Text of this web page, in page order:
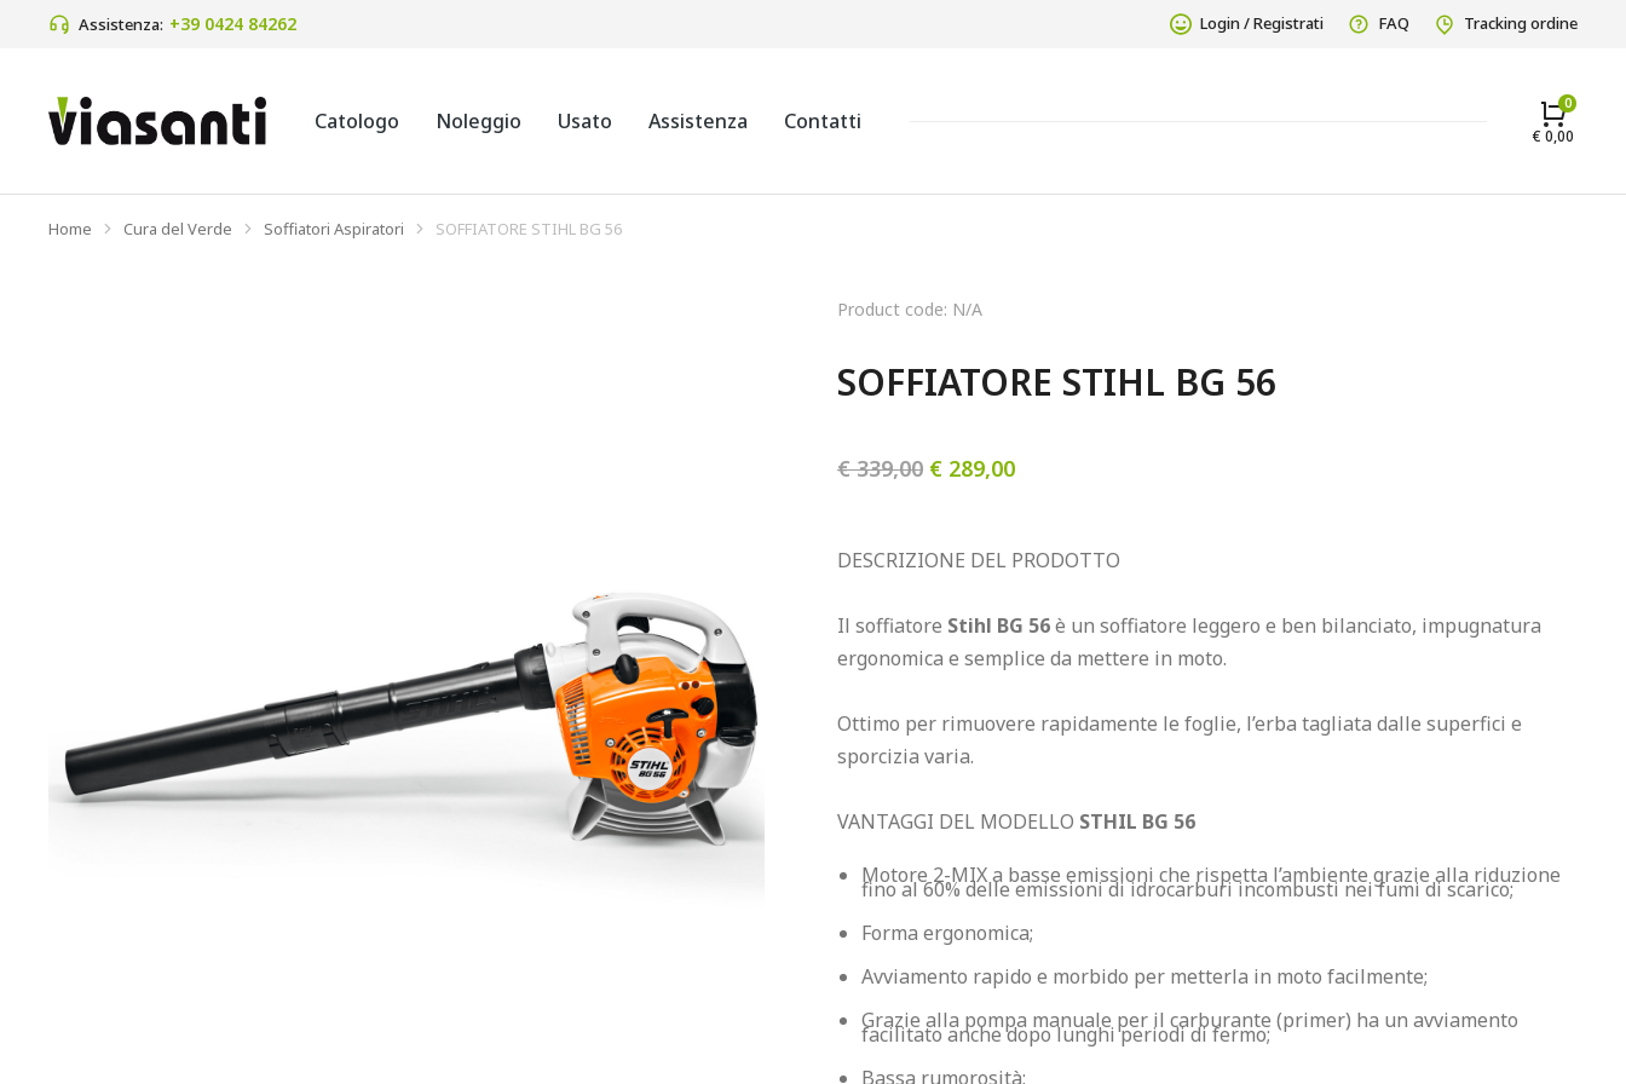
Assistenza: +39 0424 84262 Login / Registrati FAQ Tracking ordine
Catologo Noleggio Usato Assistenza Contatti
€ 0,00
Tu sei qui:
Home Cura del Verde Soffiatori Aspiratori SOFFIATORE STIHL BG 56
Product code: N/A
SOFFIATORE STIHL BG 56
€339,00 € 289,00
DESCRIZIONE DEL PRODOTTO
Il soffiatore Stihl BG 56 è un soffiatore leggero e ben bilanciato, impugnatura
ergonomica e semplice da mettere in moto.
Ottimo per rimuovere rapidamente le foglie, l’erba tagliata dalle superfici e
sporcizia varia.
VANTAGGI DEL MODELLO STHIL BG 56
Motore 2-MIX a basse emissioni che rispetta l’ambiente grazie alla riduzione
fino al 60% delle emissioni di idrocarburi incombusti nei fumi di scarico;
Forma ergonomica;
Avviamento rapido e morbido per metterla in moto facilmente;
Grazie alla pompa manuale per il carburante (primer) ha un avviamento
facilitato anche dopo lunghi periodi di fermo;
Bassa rumorosità;